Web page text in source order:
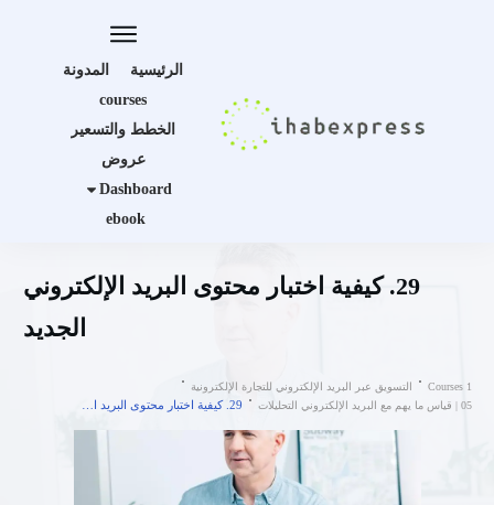
الرئيسية
المدونة
courses
الخطط والتسعير
عروض
Dashboard
ebook
29. كيفية اختبار محتوى البريد الإلكتروني
الجديد
Courses 1
التسويق عبر البريد الإلكتروني للتجارة الإلكترونية
05 | قياس ما يهم مع البريد الإلكتروني التحليلات